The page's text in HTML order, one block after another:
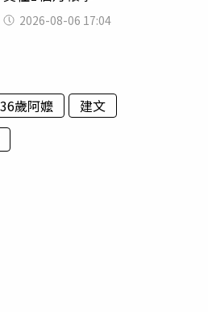
歲當阿嬤故事曝光
2026-08-06 17:04
36歲阿嬤
建文